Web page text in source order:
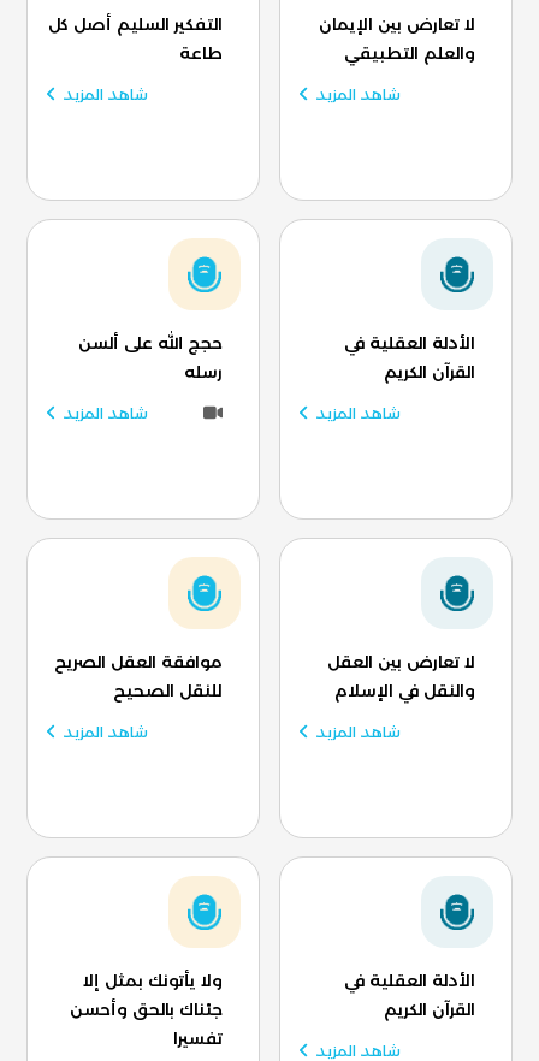
لا تعارض بين الإيمان
والعلم التطبيقي
شاهد المزيد
التفكير السليم أصل كل
طاعة
شاهد المزيد
الأدلة العقلية في
القرآن الكريم
شاهد المزيد
حجج الله على ألسن
رسله
شاهد المزيد
لا تعارض بين العقل
والنقل في الإسلام
شاهد المزيد
موافقة العقل الصريح
للنقل الصحيح
شاهد المزيد
الأدلة العقلية في
القرآن الكريم
شاهد المزيد
ولا يأتونك بمثل إلا
جئناك بالحق وأحسن
تفسيرا